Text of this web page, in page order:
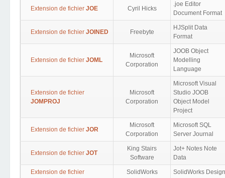
Extension de fichier JOE Cyril Hicks
.joe Editor
Document Format
Extension de fichier JOINED Freebyte
HJSplit Data
Format
Extension de fichier JOML
Microsoft
Corporation
JOOB Object
Modelling
Language
Extension de fichier
JOMPROJ
Microsoft
Corporation
Microsoft Visual
Studio JOOB
Object Model
Project
Extension de fichier JOR
Microsoft
Corporation
Microsoft SQL
Server Journal
Extension de fichier JOT
King Stairs
Software
Jot+ Notes Note
Data
Extension de fichier
SolidWorks
SolidWorks Design